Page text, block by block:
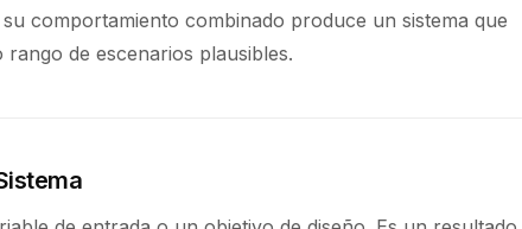
comportamiento combinado produce un sistema que
de escenarios plausibles.